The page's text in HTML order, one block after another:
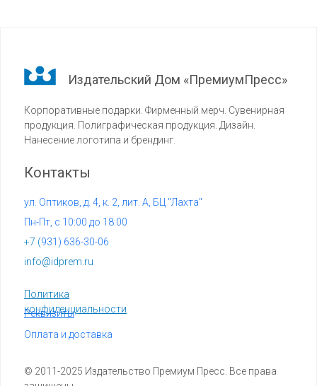
© 2011-2025 Издательство Премиум Пресс. Все права
Издательский Дом «ПремиумПресс»
Корпоративные подарки. Фирменный мерч. Сувенирная
продукция. Полиграфическая продукция. Дизайн.
Нанесение логотипа и брендинг.
info@idprem.ru
Контакты
Политика
конфиденциальности
+7 (931) 636-30-06
Реквизиты
ул. Оптиков, д. 4, к. 2, лит. А, БЦ "Лахта"
Оплата и доставка
Пн-Пт, с 10:00 до 18:00